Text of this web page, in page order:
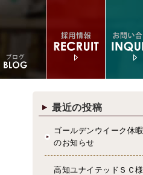
最近の投稿
ゴールデンウイーク休暇
のお知らせ
高知ユナイテッドＳＣ様